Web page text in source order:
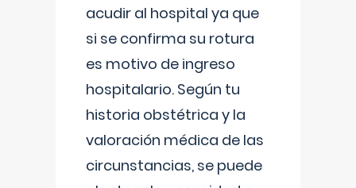
acudir al hospital ya que
si se confirma su rotura
es motivo de ingreso
hospitalario. Según tu
historia obstétrica y la
valoración médica de las
circunstancias, se puede